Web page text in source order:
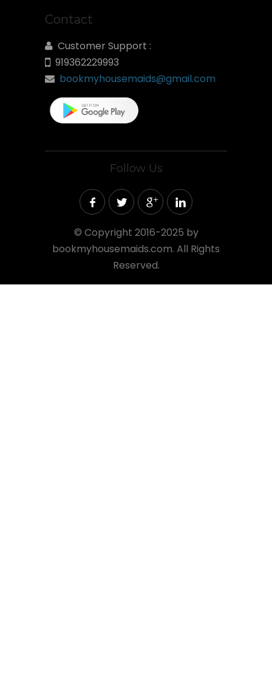
Contact
Customer Support :
919362229993
bookmyhousemaids@gmail.com
Follow Us
© Copyright 2016-2025 by
bookmyhousemaids.com. All Rights
Reserved.